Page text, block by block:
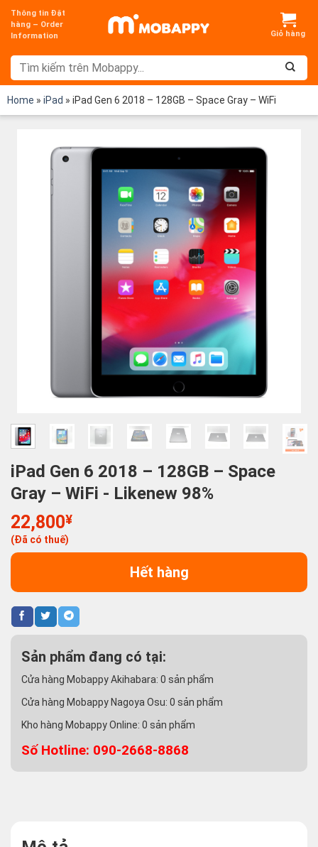
Chuyển
đến
dung
Thông tin Đặt
hàng – Order
Information
Home » iPad » iPad Gen 6 2018 – 128GB – Space Gray – WiFi
iPad Gen 6 2018 – 128GB – Space
Gray – WiFi - Likenew 98%
22,800¥
(Đã có thuế)
Hết hàng
Sản phẩm đang có tại:
Cửa hàng Mobappy Akihabara: 0 sản phẩm
Cửa hàng Mobappy Nagoya Osu: 0 sản phẩm
Kho hàng Mobappy Online: 0 sản phẩm
Số Hotline: 090-2668-8868